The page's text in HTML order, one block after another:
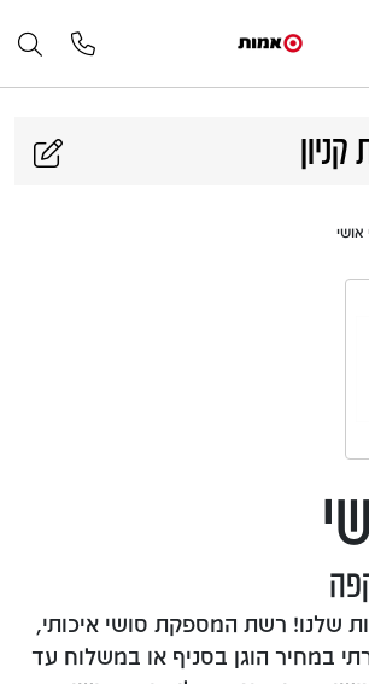
אושי
שלנו! רשת המספקת סושי איכותי,
במחיר הוגן בסניף או במשלוח עד